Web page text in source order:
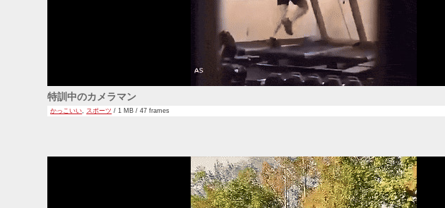
特訓中のカメラマン
かっこいい, スポーツ / 1 MB / 47 frames